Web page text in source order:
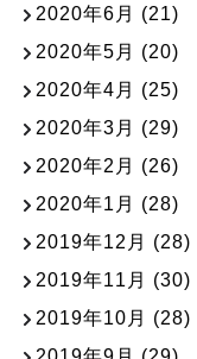
2020年6月 (21)
2020年5月 (20)
2020年4月 (25)
2020年3月 (29)
2020年2月 (26)
2020年1月 (28)
2019年12月 (28)
2019年11月 (30)
2019年10月 (28)